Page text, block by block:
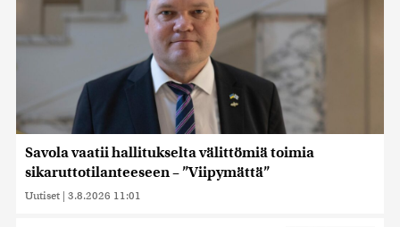
Savola vaatii hallitukselta välittömiä toimia
sikaruttotilanteeseen – ”Viipymättä”
Uutiset | 3.8.2026 11:01